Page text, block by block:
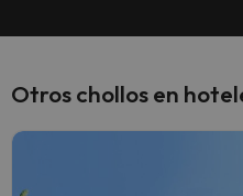
Otros chollos en